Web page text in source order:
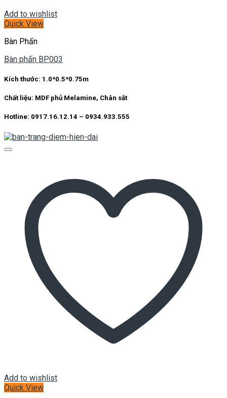
Add to wishlist
Quick View
Bàn Phấn
Bàn phấn BP003
Kích thước: 1.0*0.5*0.75m
Chất liệu: MDF phủ Melamine, Chân sắt
Hotline: 0917.16.12.14 – 0934.933.555
Add to wishlist
Quick View